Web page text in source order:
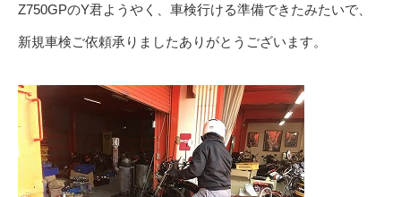
Z750GPのY君ようやく、車検行ける準備できたみたいで、
新規車検ご依頼承りましたありがとうございます。